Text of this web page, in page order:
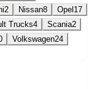
2 Nissan8 Opel 17
Trucks4 Scania2
Volkswagen24